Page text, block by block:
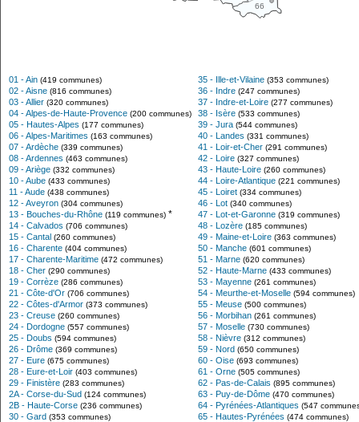
66
01 - Ain (419 communes)
02 - Aisne (816 communes)
03 - Allier (320 communes)
04 - Alpes-de-Haute-Provence (200 communes)
05 - Hautes-Alpes (177 communes)
06 - Alpes-Maritimes (163 communes)
07 - Ardèche (339 communes)
08 - Ardennes (463 communes)
09 - Ariège (332 communes)
10 - Aube (433 communes)
11 - Aude (438 communes)
12 - Aveyron (304 communes)
13 - Bouches-du-Rhône (119 communes) *
14 - Calvados (706 communes)
15 - Cantal (260 communes)
16 - Charente (404 communes)
17 - Charente-Maritime (472 communes)
18 - Cher (290 communes)
19 - Corrèze (286 communes)
21 - Côte-d'Or (706 communes)
22 - Côtes-d'Armor (373 communes)
23 - Creuse (260 communes)
24 - Dordogne (557 communes)
25 - Doubs (594 communes)
26 - Drôme (369 communes)
27 - Eure (675 communes)
28 - Eure-et-Loir (403 communes)
29 - Finistère (283 communes)
2A - Corse-du-Sud (124 communes)
2B - Haute-Corse (236 communes)
30 - Gard (353 communes)
35 - Ille-et-Vilaine (353 communes)
36 - Indre (247 communes)
37 - Indre-et-Loire (277 communes)
38 - Isère (533 communes)
39 - Jura (544 communes)
40 - Landes (331 communes)
41 - Loir-et-Cher (291 communes)
42 - Loire (327 communes)
43 - Haute-Loire (260 communes)
44 - Loire-Atlantique (221 communes)
45 - Loiret (334 communes)
46 - Lot (340 communes)
47 - Lot-et-Garonne (319 communes)
48 - Lozère (185 communes)
49 - Maine-et-Loire (363 communes)
50 - Manche (601 communes)
51 - Marne (620 communes)
52 - Haute-Marne (433 communes)
53 - Mayenne (261 communes)
54 - Meurthe-et-Moselle (594 communes)
55 - Meuse (500 communes)
56 - Morbihan (261 communes)
57 - Moselle (730 communes)
58 - Nièvre (312 communes)
59 - Nord (650 communes)
60 - Oise (693 communes)
61 - Orne (505 communes)
62 - Pas-de-Calais (895 communes)
63 - Puy-de-Dôme (470 communes)
64 - Pyrénées-Atlantiques (547
65 - Hautes-Pyrénées (474 communes)